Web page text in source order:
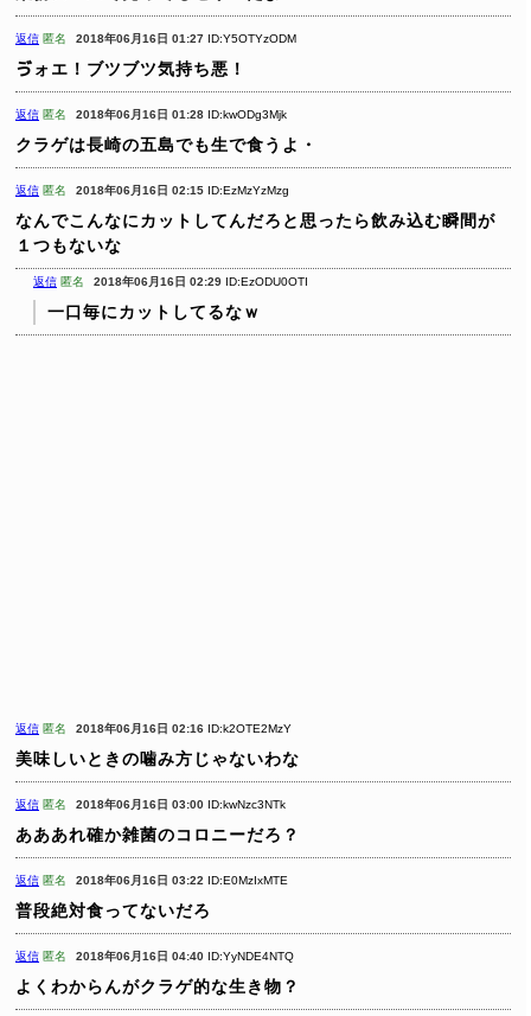
返信 匿名 2018年06月16日 01:27 ID:Y5OTYzODM
ゔォエ！ブツブツ気持ち悪！
返信 匿名 2018年06月16日 01:28 ID:kwODg3Mjk
クラゲは長崎の五島でも生で食うよ・
返信 匿名 2018年06月16日 02:15 ID:EzMzYzMzg
なんでこんなにカットしてんだろと思ったら飲み込む瞬間が
１つもないな
返信 匿名 2018年06月16日 02:29 ID:EzODU0OTI
一口毎にカットしてるなｗ
返信 匿名 2018年06月16日 02:16 ID:k2OTE2MzY
美味しいときの噛み方じゃないわな
返信 匿名 2018年06月16日 03:00 ID:kwNzc3NTk
あああれ確か雑菌のコロニーだろ？
返信 匿名 2018年06月16日 03:22 ID:E0MzIxMTE
普段絶対食ってないだろ
返信 匿名 2018年06月16日 04:40 ID:YyNDE4NTQ
よくわからんがクラゲ的な生き物？